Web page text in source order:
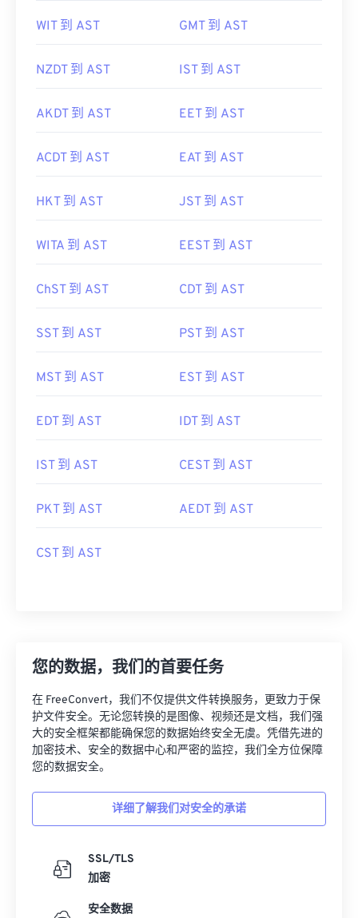
WIT 到 AST GMT 到 AST
NZDT 到 AST IST 到 AST
AKDT 到 AST EET 到 AST
ACDT 到 AST EAT 到 AST
HKT 到 AST JST 到 AST
WITA 到 AST EEST 到 AST
ChST 到 AST CDT 到 AST
SST 到 AST PST 到 AST
MST 到 AST EST 到 AST
EDT 到 AST IDT 到 AST
IST 到 AST CEST 到 AST
PKT 到 AST AEDT 到 AST
CST 到 AST
您的数据，我们的首要任务
在 FreeConvert，我们不仅提供文件转换服务，更致力于保
护文件安全。无论您转换的是图像、视频还是文档，我们强
大的安全框架都能确保您的数据始终安全无虞。凭借先进的
加密技术、安全的数据中心和严密的监控，我们全方位保障
您的数据安全。
详细了解我们对安全的承诺
SSL/TLS
加密
安全数据